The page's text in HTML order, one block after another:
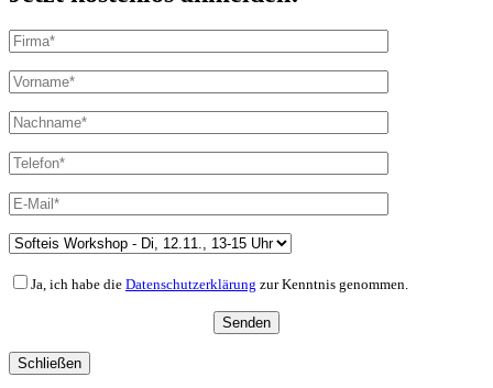
Ja, ich habe die Datenschutzerklärung zur Kenntnis genommen.
Schließen